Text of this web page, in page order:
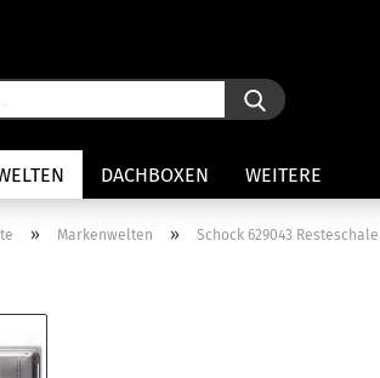
DACHBOXEN WEITERE
» Markenwelten » Schock 629043